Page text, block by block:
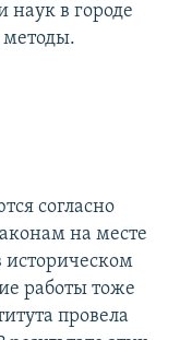
наук в городе
согласно
на месте
историческом
работы тоже
провела